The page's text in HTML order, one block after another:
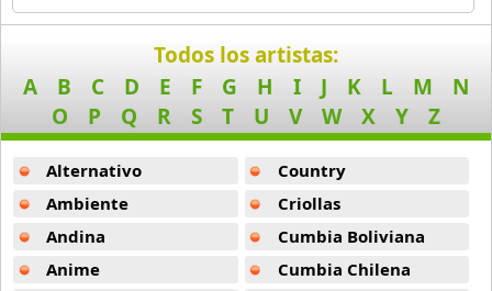
Asesino
21 músicas online
Aspirante
93 músicas online
Ataque Rasta
16 músicas online
Audio El Sonido Musikal
3 músicas online
Todos los artistas:
A
B C D E F G H I J K L M
N
O
P Q R S T U V W X Y Z
Alternativo
Ambiente
Andina
Anime
Country
Criollas
Cumbia Boliviana
Cumbia Chilena